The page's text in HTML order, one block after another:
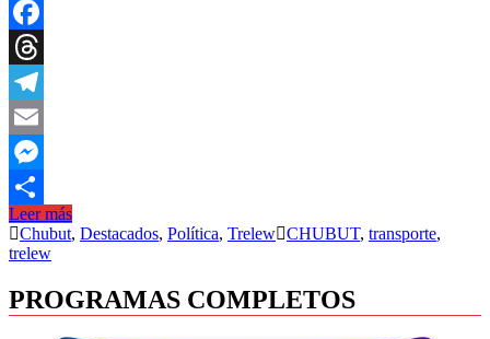
X
Facebook
Threads
Telegram
Email
Messenger
Compartir
Leer más
Chubut, Destacados, Política, Trelew CHUBUT, transporte,
trelew
PROGRAMAS COMPLETOS